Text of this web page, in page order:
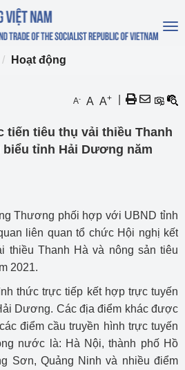
Hoạt động
A- A A+
tiến tiêu thụ vải thiều Thanh
biểu tỉnh Hải Dương năm
Thương phối hợp với UBND tỉnh
liên quan tổ chức Hội nghị kết
thiều Thanh Hà và nông sản tiêu
2021.
thức trực tiếp kết hợp trực tuyến
Dương. Các địa điểm khác được
điểm cầu truyền hình trực tuyến
nước là: Hà Nội, thành phố Hồ
Sơn, Quảng Ninh và nhiều điểm